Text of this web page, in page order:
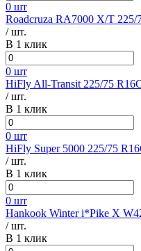
0 шт
Roadcruza RA7000 X/T 225/
/ шт.
В 1 клик
0 шт
HiFly All-Transit 225/75
/ шт.
В 1 клик
0 шт
HiFly Super 5000 225/75
/ шт.
В 1 клик
0 шт
Hankook Winter i*Pike X
/ шт.
В 1 клик